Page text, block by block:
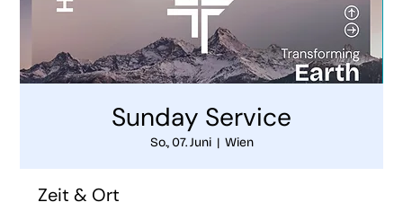
Sunday Service
So., 07. Juni
  |
Wien
Zeit & Ort